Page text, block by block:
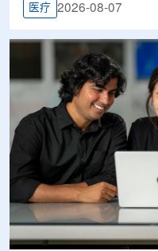
医疗 2026-08-07